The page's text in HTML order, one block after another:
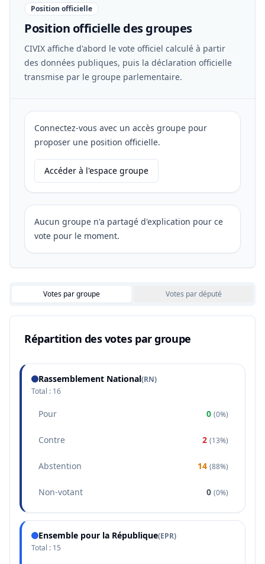
Position officielle
Position officielle des groupes
CIVIX affiche d'abord le vote officiel calculé à partir
des données publiques, puis la déclaration officielle
transmise par le groupe parlementaire.
Connectez-vous avec un accès groupe pour
proposer une position officielle.
Accéder à l'espace groupe
Aucun groupe n'a partagé d'explication pour ce
vote pour le moment.
Votes par groupe Votes par député
Répartition des votes par groupe
Rassemblement National(RN)
Total : 16
Pour 0 (0%)
Contre 2 (13%)
Abstention 14 (88%)
Non-votant 0 (0%)
Ensemble pour la République(EPR)
Total : 15